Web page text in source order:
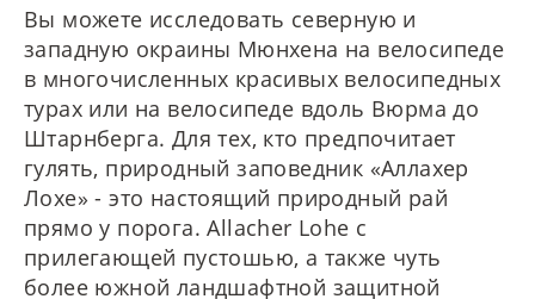
Вы можете исследовать северную и
западную окраины Мюнхена на велосипеде
в многочисленных красивых велосипедных
турах или на велосипеде вдоль Вюрма до
Штарнберга. Для тех, кто предпочитает
гулять, природный заповедник «Аллахер
Лохе» - это настоящий природный рай
прямо у порога. Allacher Lohe с
прилегающей пустошью, а также чуть
более южной ландшафтной защитной